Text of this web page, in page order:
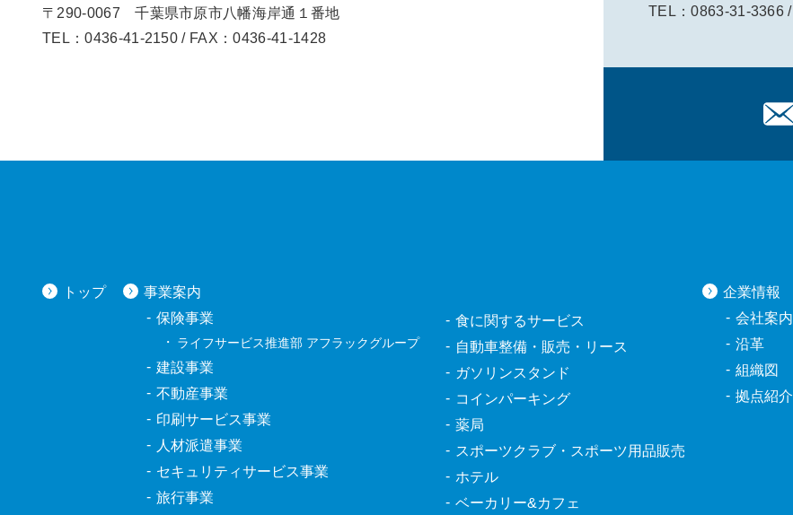
〒290-0067千葉県市原市八幡海岸通１番地
TEL：0436-41-2150 / FAX：0436-41-1428
TEL：0863-31-3366 /
トップ
事業案内
保険事業
ライフサービス推進部 アフラックグループ
建設事業
不動産事業
印刷サービス事業
人材派遣事業
セキュリティサービス事業
旅行事業
食に関するサービス
自動車整備・ 販売・リース
ガソリンスタンド
コインパーキング
薬局
スポーツクラブ・ スポーツ用品販売
ホテル
ベーカリー&カフェ
企業情報
会社案内
沿革
組織図
拠点紹介